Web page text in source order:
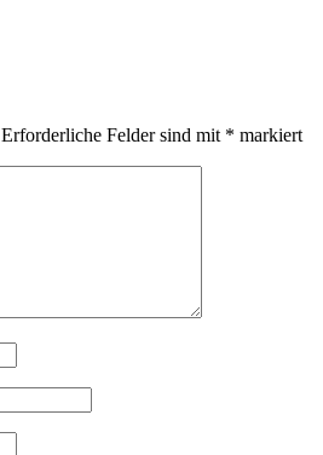
Erforderliche Felder sind mit * markiert